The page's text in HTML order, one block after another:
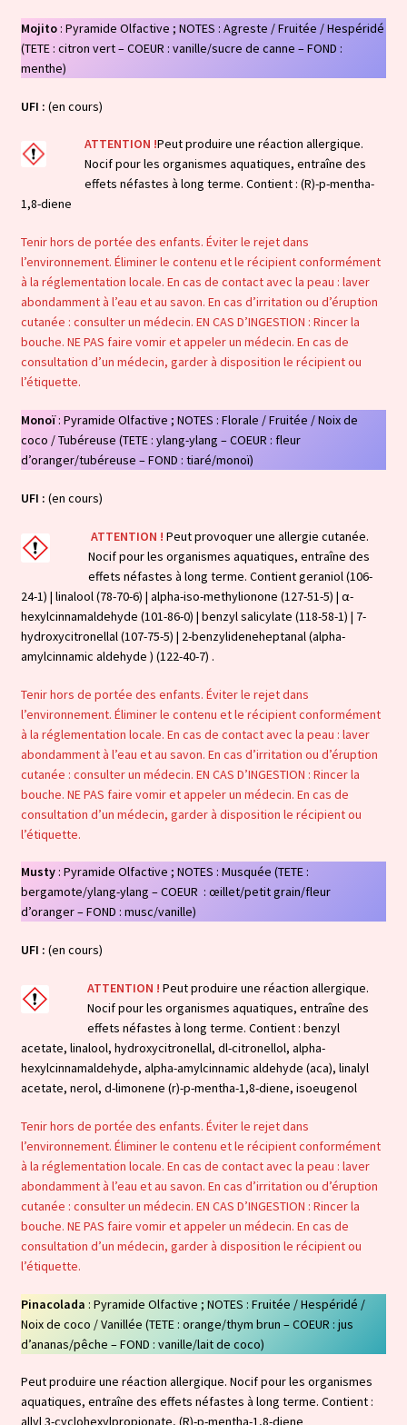
Mojito: Pyramide Olfactive ; NOTES : Agreste / Fruitée / Hespéridé
(TETE : citron vert – COEUR : vanille/sucre de canne – FOND :
menthe)
UFI : (en cours)
ATTENTION !Peut produire une réaction allergique.
Nocif pour les organismes aquatiques, entraîne des
effets néfastes à long terme. Contient : (R)-p-mentha-
1,8-diene
Tenir hors de portée des enfants. Éviter le rejet dans
l’environnement. Éliminer le contenu et le récipient conformément
à la réglementation locale. En cas de contact avec la peau : laver
abondamment à l’eau et au savon. En cas d’irritation ou d’éruption
cutanée : consulter un médecin. EN CAS D’INGESTION : Rincer la
bouche. NE PAS faire vomir et appeler un médecin. En cas de
consultation d’un médecin, garder à disposition le récipient ou
l’étiquette.
Monoï: Pyramide Olfactive ; NOTES : Florale / Fruitée / Noix de
coco / Tubéreuse (TETE : ylang-ylang – COEUR : fleur
d’oranger/tubéreuse – FOND : tiaré/monoï)
UFI : (en cours)
ATTENTION ! Peut provoquer une allergie cutanée.
Nocif pour les organismes aquatiques, entraîne des
effets néfastes à long terme. Contient geraniol (106-
24-1) | linalool (78-70-6) | alpha-iso-methylionone (127-51-5) | α-
hexylcinnamaldehyde (101-86-0) | benzyl salicylate (118-58-1) | 7-
hydroxycitronellal (107-75-5) | 2-benzylideneheptanal (alpha-
amylcinnamic aldehyde ) (122-40-7) .
Tenir hors de portée des enfants. Éviter le rejet dans
l’environnement. Éliminer le contenu et le récipient conformément
à la réglementation locale. En cas de contact avec la peau : laver
abondamment à l’eau et au savon. En cas d’irritation ou d’éruption
cutanée : consulter un médecin. EN CAS D’INGESTION : Rincer la
bouche. NE PAS faire vomir et appeler un médecin. En cas de
consultation d’un médecin, garder à disposition le récipient ou
l’étiquette.
Musty: Pyramide Olfactive ; NOTES : Musquée (TETE :
bergamote/ylang-ylang – COEUR : œillet/petit grain/fleur
d’oranger – FOND : musc/vanille)
UFI : (en cours)
ATTENTION ! Peut produire une réaction allergique.
Nocif pour les organismes aquatiques, entraîne des
effets néfastes à long terme. Contient : benzyl
acetate, linalool, hydroxycitronellal, dl-citronellol, alpha-
hexylcinnamaldehyde, alpha-amylcinnamic aldehyde (aca), linalyl
acetate, nerol, d-limonene (r)-p-mentha-1,8-diene, isoeugenol
Tenir hors de portée des enfants. Éviter le rejet dans
l’environnement. Éliminer le contenu et le récipient conformément
à la réglementation locale. En cas de contact avec la peau : laver
abondamment à l’eau et au savon. En cas d’irritation ou d’éruption
cutanée : consulter un médecin. EN CAS D’INGESTION : Rincer la
bouche. NE PAS faire vomir et appeler un médecin. En cas de
consultation d’un médecin, garder à disposition le récipient ou
l’étiquette.
Pinacolada : Pyramide Olfactive ; NOTES : Fruitée / Hespéridé /
Noix de coco / Vanillée (TETE : orange/thym brun – COEUR : jus
d’ananas/pêche – FOND : vanille/lait de coco)
Peut produire une réaction allergique. Nocif pour les organismes
aquatiques, entraîne des effets néfastes à long terme. Contient :
allyl 3-cyclohexylpropionate, (R)-p-mentha-1,8-diene